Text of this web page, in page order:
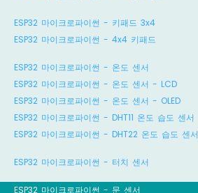
ESP32 마이크로파이썬 - 키패드 3x4
ESP32 마이크로파이썬 - 4x4 키패드
ESP32 마이크로파이썬 - 온도 센서
ESP32 마이크로파이썬 - 온도 센서 - LCD
ESP32 마이크로파이썬 - 온도 센서 - OLED
ESP32 마이크로파이썬 - DHT11 온도 습도 센서
ESP32 마이크로파이썬 - DHT22 온도 습도 센서
ESP32 마이크로파이썬 - 터치 센서
ESP32 마이크로파이썬 - 문 센서